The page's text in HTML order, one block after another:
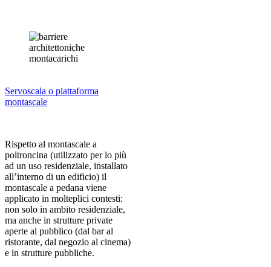
Servoscala o piattaforma
montascale
Rispetto al montascale a
poltroncina (utilizzato per lo più
ad un uso residenziale, installato
all’interno di un edificio) il
montascale a pedana viene
applicato in molteplici contesti:
non solo in ambito residenziale,
ma anche in strutture private
aperte al pubblico (dal bar al
ristorante, dal negozio al cinema)
e in strutture pubbliche.